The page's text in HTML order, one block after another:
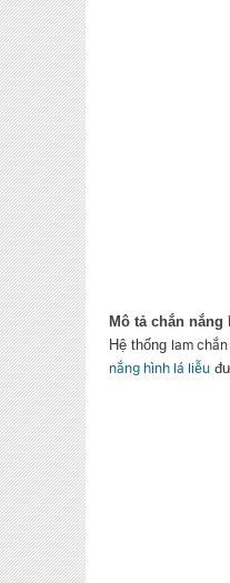
Mô tả chắn nắng
Hệ thống lam
nắng hình lá liễu